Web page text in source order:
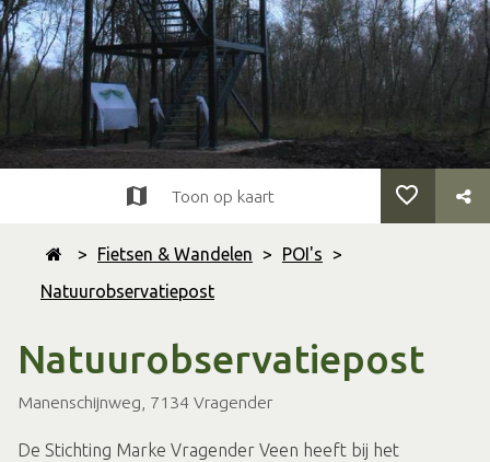
> Fietsen & Wandelen > POI's >
Natuurobservatiepost
Natuurobservatiepost
Manenschijnweg, 7134 Vragender
Toon op kaart
De Stichting Marke Vragender Veen heeft bij het